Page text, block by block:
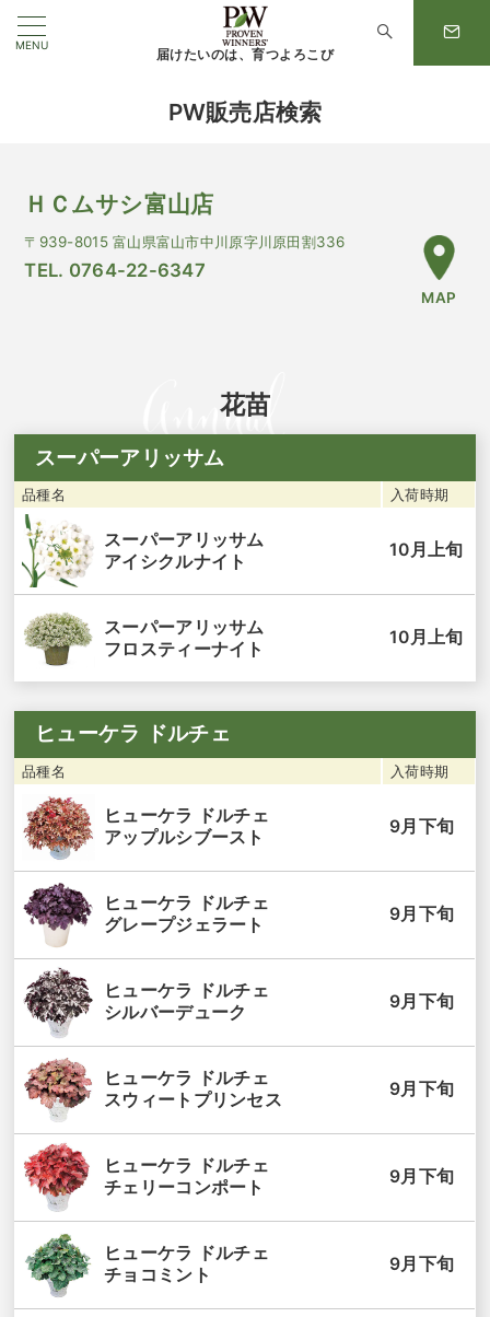
MENU
届けたいのは、育つよろこび
PW販売店検索
ＨＣムサシ富山店
〒939-8015 富山県富山市中川原字川原田割336
TEL. 0764-22-6347
MAP
花苗
スーパーアリッサム
品種名 入荷時期
スーパーアリッサム
アイシクルナイト
10月上旬
スーパーアリッサム
フロスティーナイト
10月上旬
ヒューケラ ドルチェ
品種名 入荷時期
ヒューケラ ドルチェ
アップルシブースト
9月下旬
ヒューケラ ドルチェ
グレープジェラート
9月下旬
ヒューケラ ドルチェ
シルバーデューク
9月下旬
ヒューケラ ドルチェ
スウィートプリンセス
9月下旬
ヒューケラ ドルチェ
チェリーコンポート
9月下旬
ヒューケラ ドルチェ
チョコミント
9月下旬